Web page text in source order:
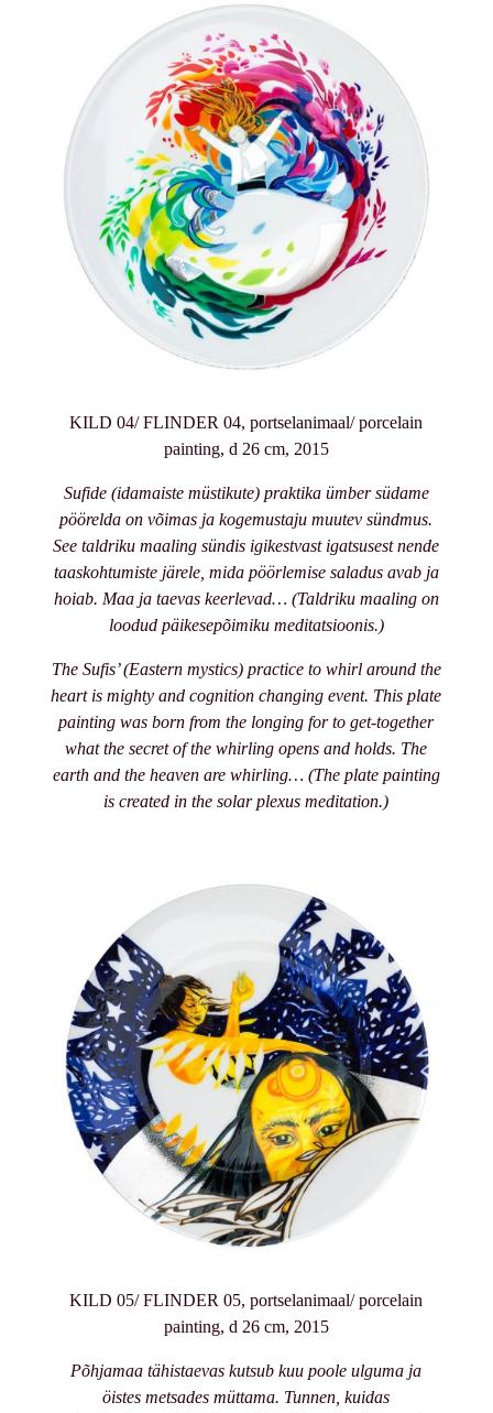
KILD 04/ FLINDER 04, portselanimaal/ porcelain
painting, d 26 cm, 2015
Sufide (idamaiste müstikute) praktika ümber südame
pöörelda on võimas ja kogemustaju muutev sündmus.
See taldriku maaling sündis igikestvast igatsusest nende
taaskohtumiste järele, mida pöörlemise saladus avab ja
hoiab. Maa ja taevas keerlevad… (Taldriku maaling on
loodud päikesepõimiku meditatsioonis.)
The Sufis’ (Eastern mystics) practice to whirl around the
heart is mighty and cognition changing event. This plate
painting was born from the longing for to get-together
what the secret of the whirling opens and holds. The
earth and the heaven are whirling… (The plate painting
is created in the solar plexus meditation.)
KILD 05/ FLINDER 05, portselanimaal/ porcelain
painting, d 26 cm, 2015
Põhjamaa tähistaevas kutsub kuu poole ulguma ja
öistes metsades müttama. Tunnen, kuidas